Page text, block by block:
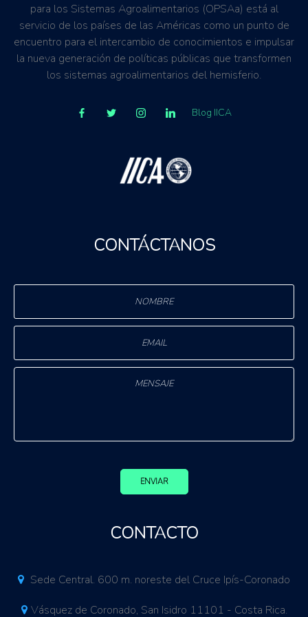
para los Sistemas Agroalimentarios (OPSAa) está al
servicio de los países de las Américas como un punto de
encuentro para el intercambio de conocimientos e impulsar
la nueva generación de políticas públicas que transformen
los sistemas agroalimentarios del hemisferio.
Blog IICA
CONTÁCTANOS
ENVIAR
CONTACTO
Sede Central. 600 m. noreste del Cruce Ipís-Coronado
Vásquez de Coronado, San Isidro 11101 - Costa Rica.